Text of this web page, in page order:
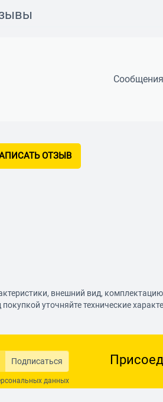
ОТЗЫВ
внешний вид,
уточняйте технические
Подписаться
данных